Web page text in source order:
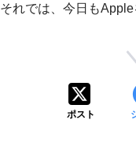
それでは、今日もApple
ポスト